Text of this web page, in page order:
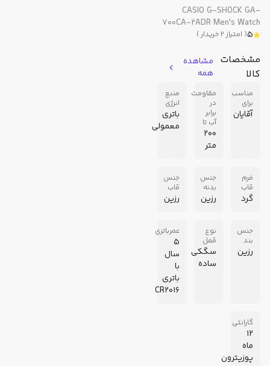
CASIO G-SHOCK GA-
700CA-2ADR Men's Watch
5
( امتیاز 2خریدار)
مشخصات
کالا
مشاهده
همه
مناسب
برای
آقایان
مقاومت
در
برابر
آب تا
200
متر
منبع
انرژی
باتری
معمولی
فرم
قاب
گرد
جنس
بدنه
رزین
جنس
قاب
رزین
جنس
بند
رزین
نوع
قفل
سگکی
ساده
عمرباتری
5
سال
با
باتری
CR2016
گارانتی
12
ماه
پوزیترون